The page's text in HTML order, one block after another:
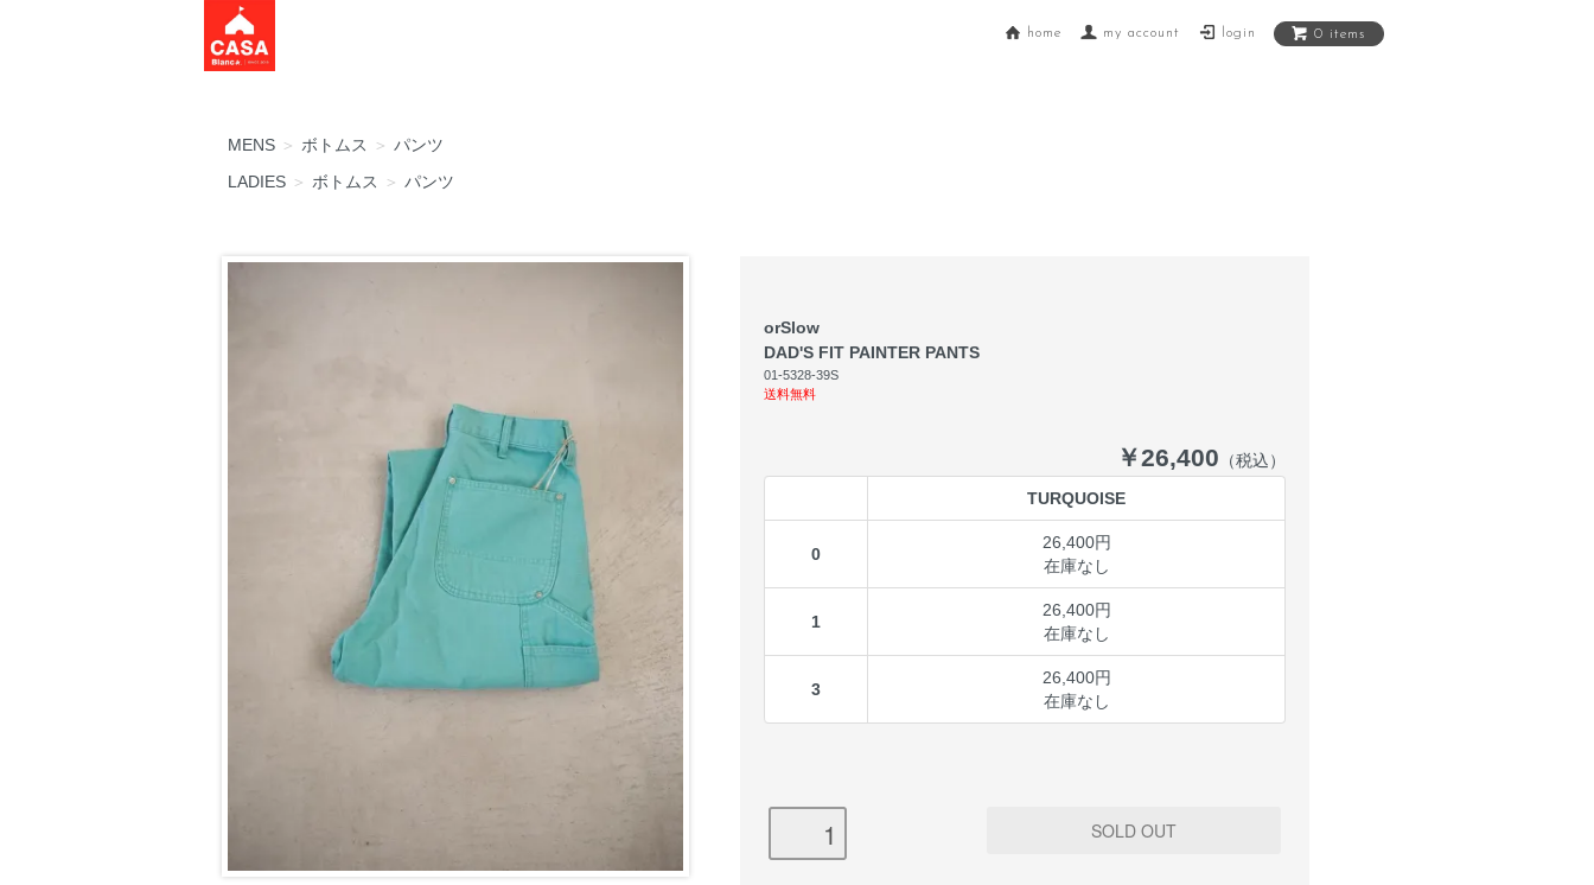
home my account login 0 items
MENS ＞ ボトムス ＞ パンツ
LADIES ＞ ボトムス ＞ パンツ
orSlow
DAD'S FIT PAINTER PANTS
01-5328-39S
送料無料
￥26,400 （税込）
TURQUOISE
0
26,400円
在庫なし
1
26,400円
在庫なし
3
26,400円
在庫なし